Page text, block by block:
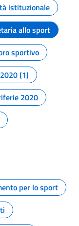
istituzionale
allo sport
sportivo
(1)
2020
per lo sport